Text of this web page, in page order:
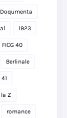
Doqumenta
1923
FICG 40
Berlinale
41
la Z
romance